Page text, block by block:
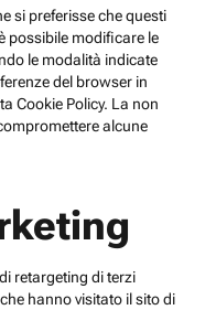
si preferisse che questi
possibile modificare le
le modalità indicate
del browser in
Cookie Policy. La non
alcune
retargeting di terzi
hanno visitato il sito di